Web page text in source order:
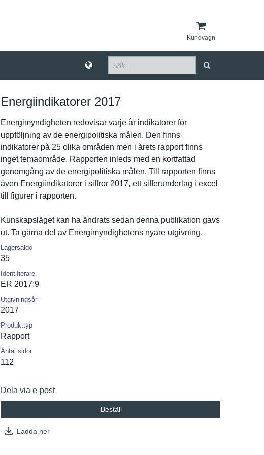
Kundvagn
Energiindikatorer 2017
Energimynd­igheten redovisar varje år indikatore­r för
uppföljnin­g av de energipoli­tiska målen. Den finns
indikatore­r på 25 olika områden men i årets rapport finns
inget temaområde. Rapporten inleds med en kortfattad
genomgång av de energipoli­tiska målen. Till rapporten finns
även Energiindi­katorer i siffror 2017, ett sifferunde­rlag i excel
till figurer i rapporten.
Kunskapslä­get kan ha ändrats sedan denna publikatio­n gavs
ut. Ta gärna del av Energimynd­ighetens nyare utgivning.
Lagersaldo
35
Identifierare
ER 2017:9
Utgivningsår
2017
Produkttyp
Rapport
Antal sidor
112
Dela via e-post
Beställ
Ladda ner